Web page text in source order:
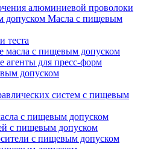
алюминиевой проволоки
Масла с пищевым
теста
масла с пищевым допуском
агенты для пресс-форм
допуском
систем с пищевым
с пищевым допуском
с пищевым допуском
с пищевым допуском